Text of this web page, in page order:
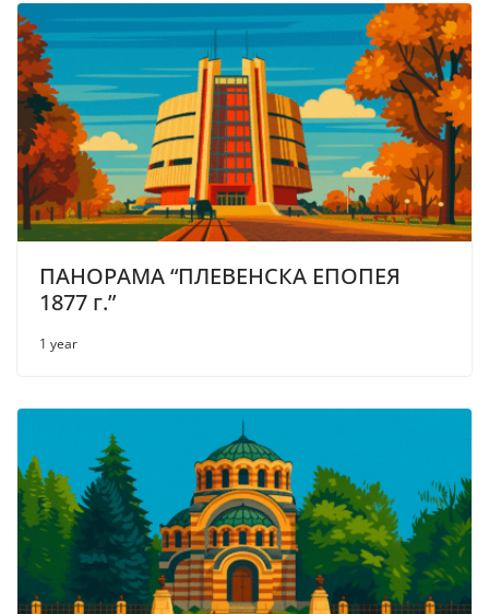
ПАНОРАМА “ПЛЕВЕНСКА ЕПОПЕЯ
1877 г.”
1 year